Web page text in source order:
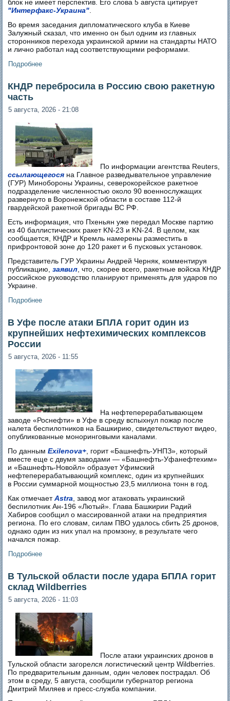
блок не имеет перспектив. Его слова 5 августа цитирует
"Интерфакс-Украина"
Во время заседания дипломатического клуба в Киеве
Залужный сказал, что именно он был одним из главных
сторонников перехода украинской армии на стандарты НАТО
и лично работал над соответствующими реформами.
Подробнее
КНДР перебросила в Россию свою ракетную
часть
5 августа, 2026 - 21:08
По информации агентства Reuters,
ссылающегося на Главное разведывательное управление
(ГУР) Минобороны Украины, северокорейское ракетное
подразделение численностью около 90 военнослужащих
развернуто в Воронежской области в составе 112-й
гвардейской ракетной бригады ВС РФ.
Есть информация, что Пхеньян уже передал Москве партию
из 40 баллистических ракет KN-23 и KN-24. В целом, как
сообщается, КНДР и Кремль намерены разместить в
прифронтовой зоне до 120 ракет и 6 пусковых установок.
Представитель ГУР Украины Андрей Черняк, комментируя
публикацию,заявил , что, скорее всего, ракетные войска КНДР
российское руководство планируют применять для ударов по
Украине.
Подробнее
В Уфе после атаки БПЛА горит один из
крупнейших нефтехимических комплексов
России
5 августа, 2026 - 11:55
На нефтеперерабатывающем
заводе «Роснефти» в Уфе в среду вспыхнул пожар после
налета беспилотников на Башкирию, свидетельствуют видео,
опубликованные моноринговыми каналами.
По даннымExilenova+, горит «Башнефть-УНПЗ», который
вместе еще с двумя заводами — «Башнефть-Уфанефтехим»
и «Башнефть-Новойл» образует Уфимский
нефтеперерабатывающий комплекс, один из крупнейших
в России суммарной мощностью 23,5 миллиона тонн в год.
Как отмечаетAstra, завод мог атаковать украинский
беспилотник Ан-196 «Лютый». Глава Башкирии Радий
Хабиров сообщил о массированной атаки на предприятия
региона. По его словам, силам ПВО удалось сбить 25 дронов,
однако один из них упал на промзону, в результате чего
начался пожар.
Подробнее
В Тульской области после удара БПЛА горит
склад Wildberries
5 августа, 2026 - 11:03
После атаки украинских дронов в
Тульской области загорелся логистический центр Wildberries.
По предварительным данным, один человек пострадал. Об
этом в среду, 5 августа, сообщили губернатор региона
Дмитрий Миляев и пресс-служба компании.